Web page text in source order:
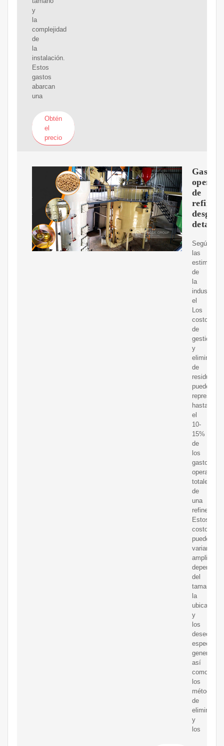
y
la
complejidad
de
la
instalación.
Estos
gastos
abarcan
una
Obtén
el
precio
Gastos
de
Según
las
de
la
industria,
el
Los
costos
de
gestión
y
eliminación
de
residuos
pueden
representar
hasta
el
10-
15%
de
los
gastos
operativos
totales
de
una
refinería.
Estos
costos
pueden
variar
del
tamaño,
la
ubicación
y
los
desechos
generados,
así
como
los
métodos
de
eliminación
y
los